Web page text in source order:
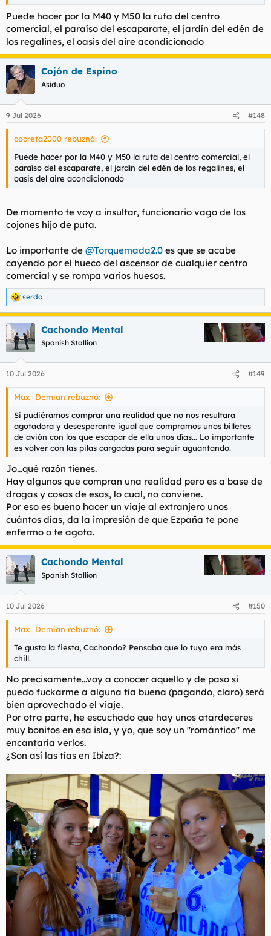
Puede hacer por la M40 y M50 la ruta del centro
comercial, el paraíso del escaparate, el jardín del edén de
los regalines, el oasis del aire acondicionado
Cojón de Espino
Asiduo
9 Jul 2026 #148
cocreta2000 rebuznó:
Puede hacer por la M40 y M50 la ruta del centro comercial, el
paraíso del escaparate, el jardín del edén de los regalines, el
oasis del aire acondicionado
De momento te voy a insultar, funcionario vago de los
cojones hijo de puta.
Lo importante de @Torquemada2.0 es que se acabe
cayendo por el hueco del ascensor de cualquier centro
comercial y se rompa varios huesos.
R
e
a
c
c
i
e
s
serdo
Cachondo Mental
Spanish Stallion
10 Jul 2026 #149
Max_Demian rebuznó:
Si pudiéramos comprar una realidad que no nos resultara
agotadora y desesperante igual que compramos unos billetes
de avión con los que escapar de ella unos días... Lo importante
es volver con las pilas cargadas para seguir aguantando.
Jo...qué razón tienes.
Hay algunos que compran una realidad pero es a base de
drogas y cosas de esas, lo cual, no conviene.
Por eso es bueno hacer un viaje al extranjero unos
cuántos días, da la impresión de que Ezpaña te pone
enfermo o te agota.
Cachondo Mental
Spanish Stallion
10 Jul 2026 #150
Max_Demian rebuznó:
Te gusta la fiesta, Cachondo? Pensaba que lo tuyo era más
chill.
No precisamente...voy a conocer aquello y de paso si
puedo fuckarme a alguna tía buena (pagando, claro) será
bien aprovechado el viaje.
Por otra parte, he escuchado que hay unos atardeceres
muy bonitos en esa isla, y yo, que soy un "romántico" me
encantaría verlos.
¿Son así las tías en Ibiza?: